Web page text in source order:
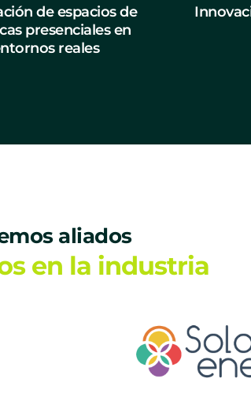
de espacios de
presenciales en
reales
aliados
en la industria